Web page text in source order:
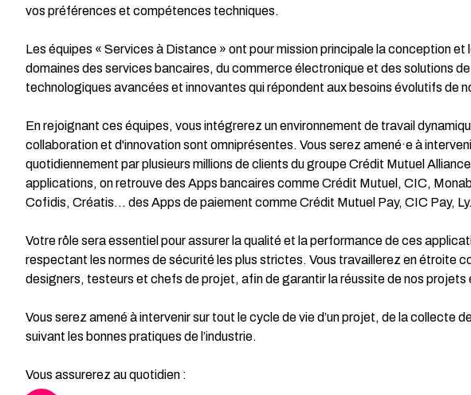
vos préférences et compétences techniques.
Les équipes « Services à Distance » ont pour mission principale la conception
domaines des services bancaires, du commerce électronique et des solutions
technologiques avancées et innovantes qui répondent aux besoins évolutifs de
En rejoignant ces équipes, vous intégrerez un environnement de travail
collaboration et d'innovation sont omniprésentes. Vous serez amené·e à
quotidiennement par plusieurs millions de clients du groupe Crédit Mutuel
applications, on retrouve des Apps bancaires comme Crédit Mutuel, CIC,
Cofidis, Créatis… des Apps de paiement comme Crédit Mutuel Pay, CIC Pay,
Votre rôle sera essentiel pour assurer la qualité et la performance de ces
respectant les normes de sécurité les plus strictes. Vous travaillerez en étroite
designers, testeurs et chefs de projet, afin de garantir la réussite de nos
Vous serez amené à intervenir sur tout le cycle de vie d’un projet, de la collecte
suivant les bonnes pratiques de l’industrie.
Vous assurerez au quotidien :